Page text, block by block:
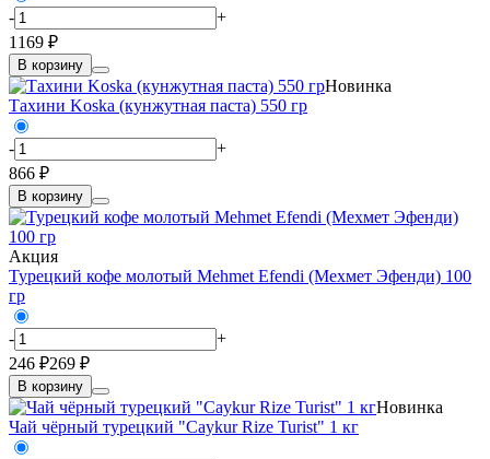
-
+
1169 ₽
В корзину
Новинка
Тахини Koska (кунжутная паста) 550 гр
-
+
866 ₽
В корзину
Акция
Турецкий кофе молотый Mehmet Efendi (Мехмет Эфенди) 100
гр
-
+
246 ₽269 ₽
В корзину
Новинка
Чай чёрный турецкий "Caykur Rize Turist" 1 кг